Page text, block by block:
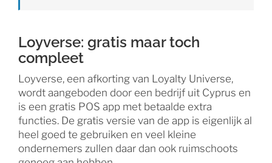
Loyverse: gratis maar toch
compleet
Loyverse, een afkorting van Loyalty Universe,
wordt aangeboden door een bedrijf uit Cyprus en
is een gratis POS app met betaalde extra
functies. De gratis versie van de app is eigenlijk al
heel goed te gebruiken en veel kleine
ondernemers zullen daar dan ook ruimschoots